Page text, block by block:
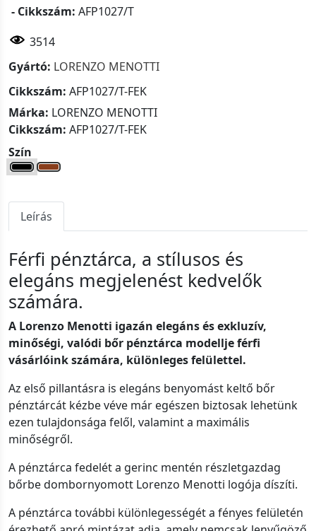
- Cikkszám: AFP1027/T
3514
Gyártó: LORENZO MENOTTI
Cikkszám: AFP1027/T-FEK
Márka: LORENZO MENOTTI
Cikkszám: AFP1027/T-FEK
Szín
Leírás
Férfi pénztárca, a stílusos és
elegáns megjelenést kedvelők
számára.
A Lorenzo Menotti igazán elegáns és exkluzív,
minőségi, valódi bőr pénztárca modellje férfi
vásárlóink számára, különleges felülettel.
Az első pillantásra is elegáns benyomást keltő bőr
pénztárcát kézbe véve már egészen biztosak lehetünk
ezen tulajdonsága felől, valamint a maximális
minőségről.
A pénztárca fedelét a gerinc mentén részletgazdag
bőrbe dombornyomott Lorenzo Menotti logója díszíti.
A pénztárca további különlegességét a fényes felületén